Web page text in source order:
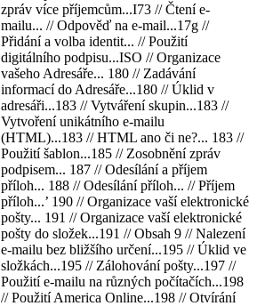
zpráv více příjemcům...I73 // Čtení e-
mailu... // Odpověď na e-mail...17g //
Přidání a volba identit... // Použití
digitálního podpisu...ISO // Organizace
vašeho Adresáře... 180 // Zadávání
informací do Adresáře...180 // Úklid v
adresáři...183 // Vytváření skupin...183 //
Vytvoření unikátního e-mailu
(HTML)...183 // HTML ano či ne?... 183 //
Použití šablon...185 // Zosobnění zpráv
podpisem... 187 // Odesílání a příjem
příloh... 188 // Odesílání příloh... // Příjem
příloh...’ 190 // Organizace vaší elektronické
pošty... 191 // Organizace vaší elektronické
pošty do složek...191 // Obsah 9 // Nalezení
e-mailu bez bližšího určení...195 // Úklid ve
složkách...195 // Zálohování pošty...197 //
Použití e-mailu na různých počítačích...198
// Použití America Online...198 // Otvírání